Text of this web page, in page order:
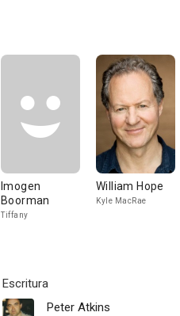
Imogen
Boorman
Tiffany
William Hope
Kyle MacRae
Escritura
Peter Atkins